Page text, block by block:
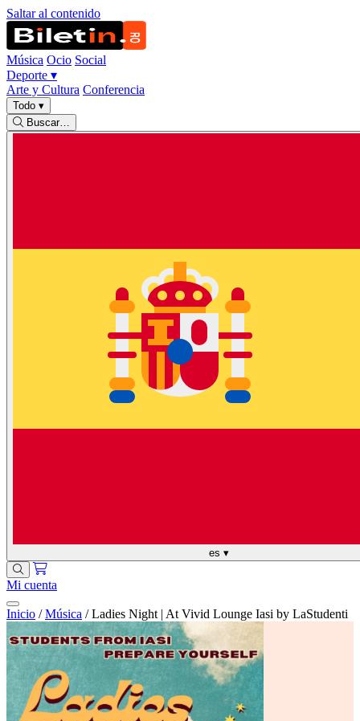
Saltar al contenido
Música Ocio Social
Deporte ▾
Arte y Cultura Conferencia
Todo ▾
Buscar…
es ▾
Mi cuenta
Inicio / Música / Ladies Night | At Vivid Lounge Iasi by LaStudenti